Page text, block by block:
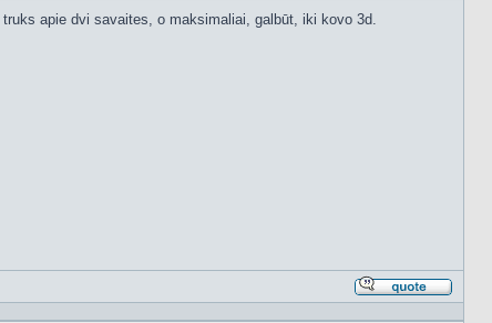
apie dvi savaites, o maksimaliai, galbūt, iki kovo 3d.
Atsakyti